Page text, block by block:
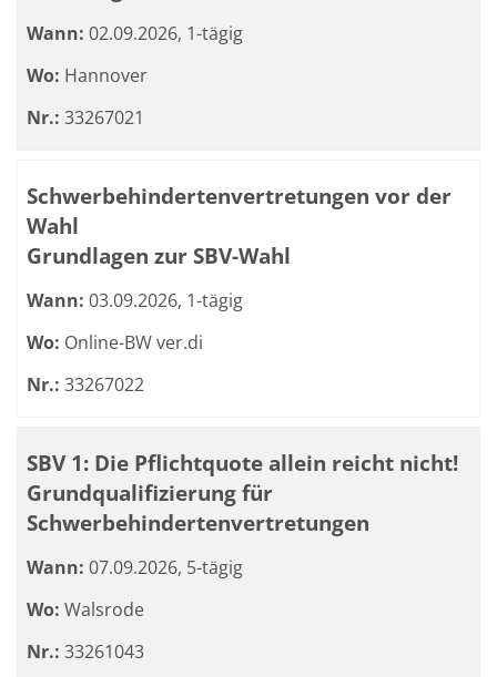
Wann: 02.09.2026, 1-tägig
Wo: Hannover
Nr.: 33267021
Schwerbehindertenvertretungen vor der
Wahl
Grundlagen zur SBV-Wahl
Wann: 03.09.2026, 1-tägig
Wo: Online-BW ver.di
Nr.: 33267022
SBV 1: Die Pflichtquote allein reicht nicht!
Grundqualifizierung für
Schwerbehindertenvertretungen
Wann: 07.09.2026, 5-tägig
Wo: Walsrode
Nr.: 33261043